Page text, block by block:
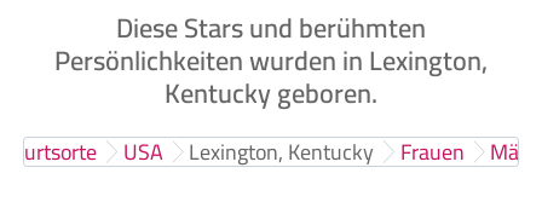
Diese Stars und berühmten
Persönlichkeiten wurden in Lexington,
Kentucky geboren.
USA Lexington, Kentucky Frauen